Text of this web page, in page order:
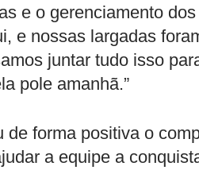
e o gerenciamento
e nossas largadas
juntar tudo isso
pole amanhã.”
de forma positiva o
a equipe a